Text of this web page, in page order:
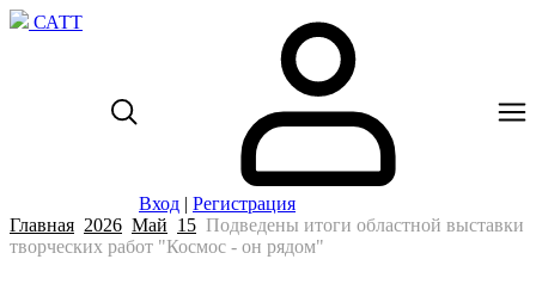
САТТ
Вход | Регистрация
Главная 2026 Май 15 Подведены итоги областной выставки
творческих работ "Космос - он рядом"